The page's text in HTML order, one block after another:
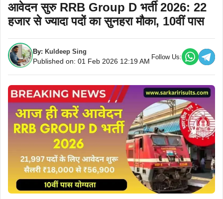
आवेदन सुरु RRB Group D भर्ती 2026: 22
हजार से ज्यादा पदों का सुनहरा मौका, 10वीं पास
By: Kuldeep Sing
Published on: 01 Feb 2026 12:19 AM
Follow Us: